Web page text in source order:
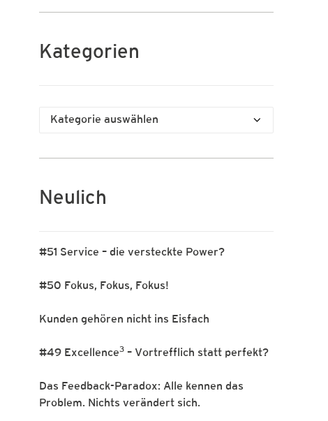
Kategorien
Kategorien
Neulich
#51 Service – die versteckte Power?
#50 Fokus, Fokus, Fokus!
Kunden gehören nicht ins Eisfach
#49 Excellence3 – Vortrefflich statt perfekt?
Das Feedback-Paradox: Alle kennen das
Problem. Nichts verändert sich.